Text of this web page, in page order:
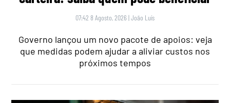
07:42 8 Agosto, 2026 |João Luís
Governo lançou um novo pacote de apoios: veja
que medidas podem ajudar a aliviar custos nos
próximos tempos